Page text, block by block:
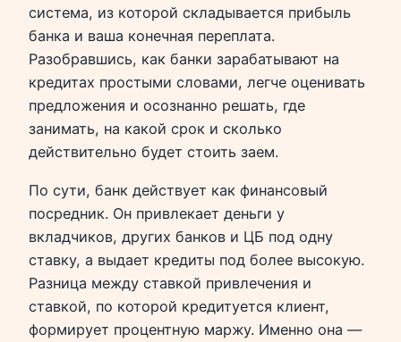
система, из которой складывается прибыль
банка и ваша конечная переплата.
Разобравшись, как банки зарабатывают на
кредитах простыми словами, легче оценивать
предложения и осознанно решать, где
занимать, на какой срок и сколько
действительно будет стоить заем.
По сути, банк действует как финансовый
посредник. Он привлекает деньги у
вкладчиков, других банков и ЦБ под одну
ставку, а выдает кредиты под более высокую.
Разница между ставкой привлечения и
ставкой, по которой кредитуется клиент,
формирует процентную маржу. Именно она —